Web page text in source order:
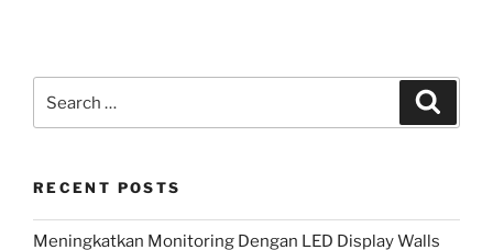
RECENT POSTS
Meningkatkan Monitoring Dengan LED Display Walls